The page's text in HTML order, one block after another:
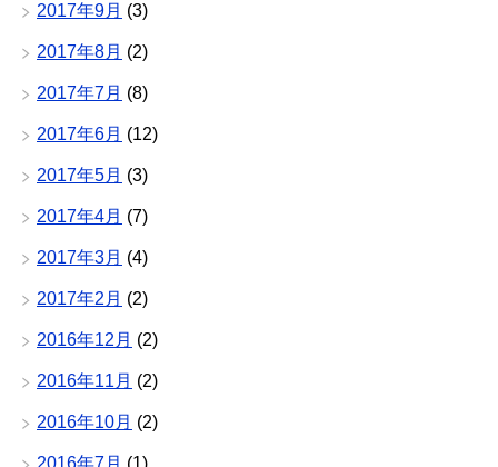
2017年9月 (3)
2017年8月 (2)
2017年7月 (8)
2017年6月 (12)
2017年5月 (3)
2017年4月 (7)
2017年3月 (4)
2017年2月 (2)
2016年12月 (2)
2016年11月 (2)
2016年10月 (2)